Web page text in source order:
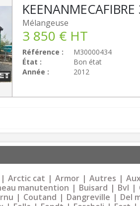
Mélangeuse
KEENAN
Référence
M30000434
État
Bon état
Année
2012
3 850 € HT
Arctic cat Armor Autres
manutention Buisard Bvl
Coutand Dangreville Del